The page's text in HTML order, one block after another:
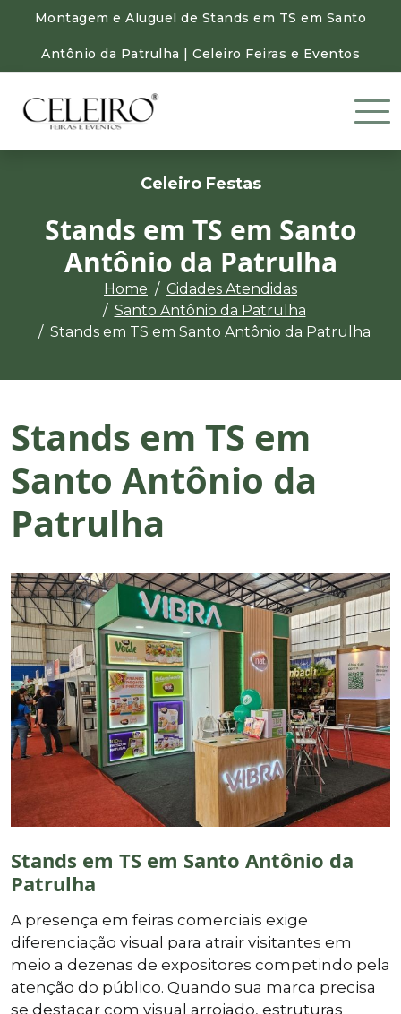
Montagem e Aluguel de Stands em TS em Santo
Antônio da Patrulha | Celeiro Feiras e Eventos
Celeiro Festas
Stands em TS em Santo
Antônio da Patrulha
Home
Cidades Atendidas
Santo Antônio da Patrulha
Stands em TS em Santo Antônio da Patrulha
Stands em TS em
Santo Antônio da
Patrulha
Stands em TS em Santo Antônio da
Patrulha
A presença em feiras comerciais exige
diferenciação visual para atrair visitantes em
meio a dezenas de expositores competindo pela
atenção do público. Quando sua marca precisa
se destacar com visual arrojado, estruturas